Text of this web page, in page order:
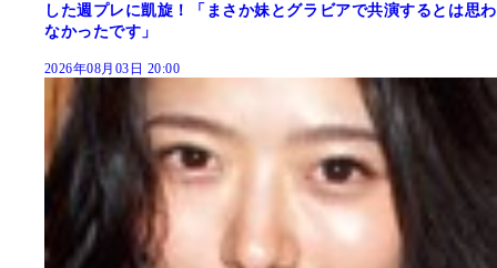
した週プレに凱旋！「まさか妹とグラビアで共演するとは思わ
なかったです」
2026年08月03日 20:00